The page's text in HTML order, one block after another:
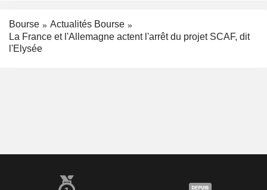
Bourse
Actualités Bourse
La France et l'Allemagne actent l'arrêt du projet SCAF, dit
l'Elysée